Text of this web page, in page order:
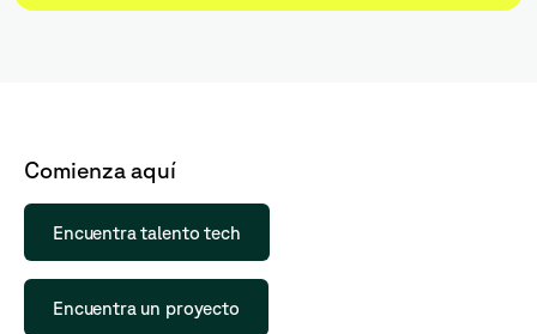
Comienza aquí
Encuentra talento tech
Encuentra un proyecto